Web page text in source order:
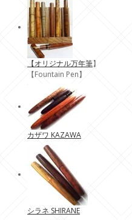
【オリジナル万年筆】
【Fountain Pen】
カザワ KAZAWA
シラネ SHIRANE